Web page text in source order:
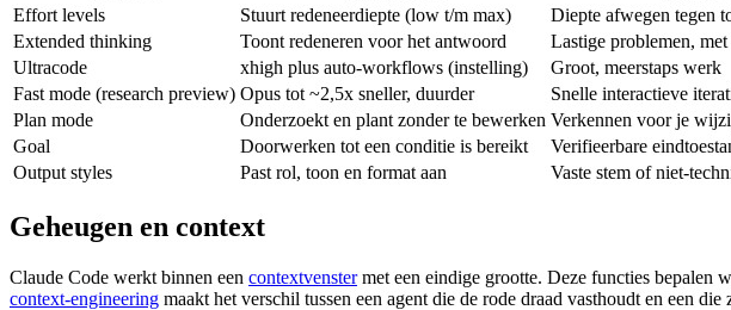
Effort levels
Stuurt redeneerdiepte (low t/m max)
Diepte afwegen tegen
Extended thinking
Toont redeneren voor het antwoord
Lastige problemen,
Ultracode
xhigh plus auto-workflows (instelling)
Groot, meerstaps werk
Fast mode (research preview) Opus tot ~2,5x sneller, duurder
Snelle interactieve
Plan mode
Onderzoekt en plant zonder te bewerken Verkennen voor je
Goal
Doorwerken tot een conditie is bereikt
Verifieerbare
Output styles
Past rol, toon en format aan Vaste stem of niet-
Geheugen en context
Claude Code werkt binnen een contextvenstermet een eindige grootte. Deze functies bepalen
context-engineering maakt het verschil tussen een agent die de rode draad vasthoudt en een